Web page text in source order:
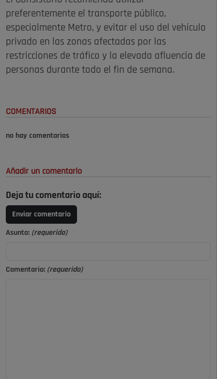
preferentemente el transporte público,
especialmente Metro, y evitar el uso del vehículo
privado en las zonas afectadas por las
restricciones de tráfico y la elevada afluencia de
personas durante todo el fin de semana.
COMENTARIOS
no hay comentarios
Añadir un comentario
Deja tu comentario aquí:
Enviar comentario
Asunto: (requerido)
Comentario: (requerido)